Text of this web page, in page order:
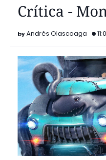
Crítica -
Andrés Olascoaga